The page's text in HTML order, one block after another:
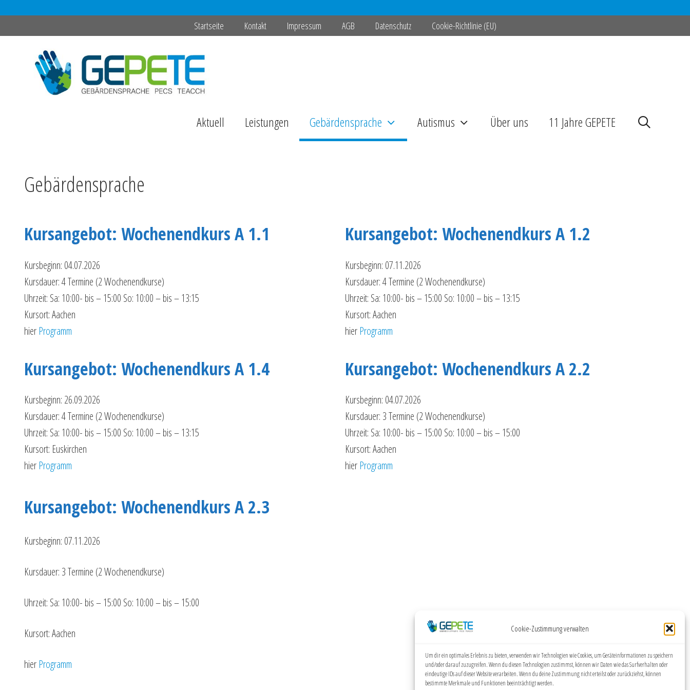
Cookie-Zustimmung verwalten
Um dir ein optimales Erlebnis zu bieten, verwenden wir Technologien wie Cookies, um Geräteinformationen zu speichern
und/oder darauf zuzugreifen. Wenn du diesen Technologien zustimmst, können wir Daten wie das Surfverhalten oder
eindeutige IDs auf dieser Website verarbeiten. Wenn du deine Zustimmung nicht erteilst oder zurückziehst, können
bestimmte Merkmale und Funktionen beeinträchtigt werden.
Inhalt
Startseite Kontakt Impressum AGB Datenschutz Cookie-Richtlinie (EU)
Aktuell Leistungen Gebärdensprache Autismus Über uns 11 Jahre GEPETE
Gebärdensprache
Kursangebot: Wochenendkurs A 1.1
Kursbeginn: 04.07.2026
Kursdauer: 4 Termine (2 Wochenendkurse)
Uhrzeit: Sa: 10:00- bis – 15:00 So: 10:00 – bis – 13:15
Kursort: Aachen
hier Programm
Kursangebot: Wochenendkurs A 1.2
Kursbeginn: 07.11.2026
Kursdauer: 4 Termine (2 Wochenendkurse)
Uhrzeit: Sa: 10:00- bis – 15:00 So: 10:00 – bis – 13:15
Kursort: Aachen
hier Programm
Kursangebot: Wochenendkurs A 1.4
Kursbeginn: 26.09.2026
Kursdauer: 4 Termine (2 Wochenendkurse)
Uhrzeit: Sa: 10:00- bis – 15:00 So: 10:00 – bis – 13:15
Kursort: Euskirchen
hier Programm
Kursangebot: Wochenendkurs A 2.2
Kursbeginn: 04.07.2026
Kursdauer: 3 Termine (2 Wochenendkurse)
Uhrzeit: Sa: 10:00- bis – 15:00 So: 10:00 – bis – 15:00
Kursort: Aachen
hier Programm
Kursangebot: Wochenendkurs A 2.3
Kursbeginn: 07.11.2026
Kursdauer: 3 Termine (2 Wochenendkurse)
Uhrzeit: Sa: 10:00- bis – 15:00 So: 10:00 – bis – 15:00
Kursort: Aachen
hier Programm